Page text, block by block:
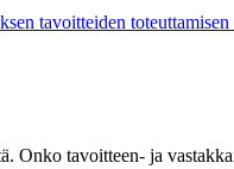
tavoitteen- ja